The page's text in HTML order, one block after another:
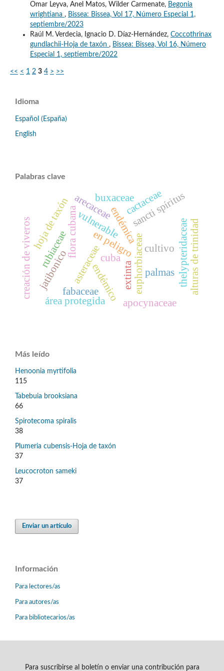
Omar Leyva, Anel Matos, Wilder Carmenate, Begonia
wrightiana , Bissea: Bissea, Vol 17, Número Especial 1,
septiembre/2023
Raúl M. Verdecia, Ignacio D. Díaz-Hernández, Coccothrinax
gundlachii-Hoja de taxón , Bissea: Bissea, Vol 16, Número
Especial 1, septiembre/2022
<< < 1 2 3 4 > >>
Idioma
Español (España)
English
Palabras clave
asteraceaeendémico
flora cubana en peligroeuphorbiaceae
endémica
apocynaceae
vulnerable
arecaceae
cultivo
fabaceae
jatibonico
sancti spíritus
área protegida
hoja de taxón thelypteridaceae
cactaceae
buxaceae
palmas
cuba
rubiaceae alturas de trinidad
creación de viveros extinta
Más leído
Henoonia myrtifolia
115
Tabebuia brooksiana
66
Spirotecoma spiralis
38
Plumeria cubensis-Hoja de taxón
37
Leucocroton sameki
37
Enviar un artículo
Información
Para lectores/as
Para autores/as
Para bibliotecarios/as
Para suscribirse al boletín o enviar una contribución para